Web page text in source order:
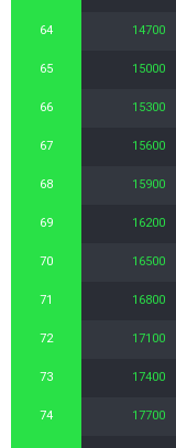
64 14700
65 15000
66 15300
67 15600
68 15900
69 16200
70 16500
71 16800
72 17100
73 17400
74 17700